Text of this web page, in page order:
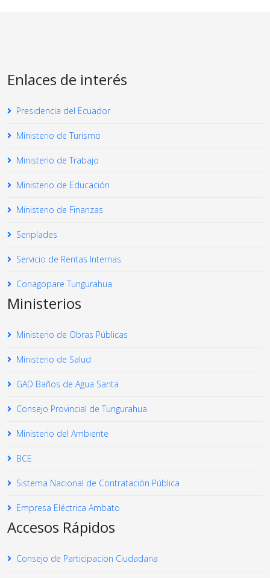
Enlaces de interés
Presidencia del Ecuador
Ministerio de Turismo
Ministerio de Trabajo
Ministerio de Educación
Ministerio de Finanzas
Senplades
Servicio de Rentas Internas
Conagopare Tungurahua
Ministerios
Ministerio de Obras Públicas
Ministerio de Salud
GAD Baños de Agua Santa
Consejo Provincial de Tungurahua
Ministerio del Ambiente
BCE
Sistema Nacional de Contratación Pública
Empresa Eléctrica Ambato
Accesos Rápidos
Consejo de Participacion Ciudadana